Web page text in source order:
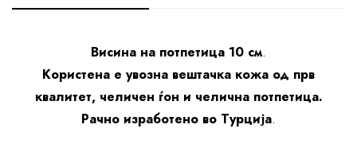
Висина на потпетица 10 см.
Користена е увозна вештачка кожа од прв
квалитет, челичен ѓон и челична потпетица.
Рачно изработено во Турција.